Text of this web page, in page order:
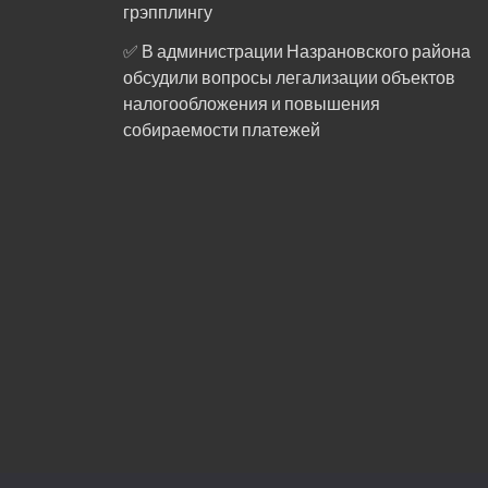
грэпплингу
✅ В администрации Назрановского района
обсудили вопросы легализации объектов
налогообложения и повышения
собираемости платежей